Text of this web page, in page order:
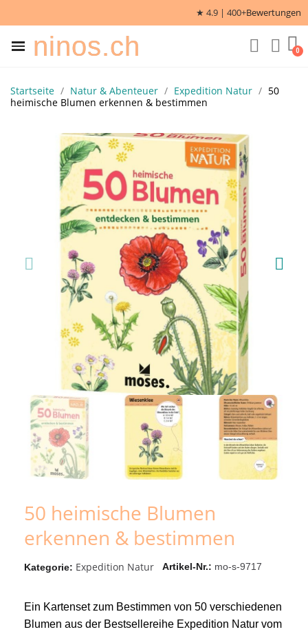
★ 4.9 | 400+Bewertungen
ninos.ch
Startseite Natur & Abenteuer Expedition Natur
50
heimische Blumen erkennen & bestimmen
50 heimische Blumen
erkennen & bestimmen
Kategorie Expedition Natur Artikel-Nr. mo-s-9717
Ein Kartenset zum Bestimmen von 50 verschiedenen
Blumen aus der Bestsellereihe Expedition Natur vom